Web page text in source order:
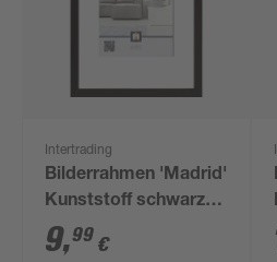
Intertrading
Bilderrahmen 'Madrid'
Kunststoff schwarz
21 x 30 cm
9,99 €